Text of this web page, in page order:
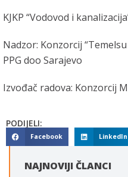
KJKP “Vodovod i
Nadzor: Konzorcij
PPG doo Sarajevo
Izvođač radova: Konzorcij
PODIJELI:
Facebook LinkedIn
NAJNOVIJI ČLANCI